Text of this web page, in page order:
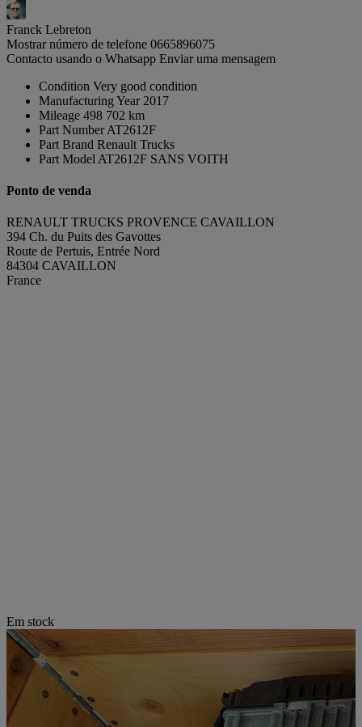
Franck Lebreton
Mostrar número de telefone 0665896075
Contacto usando o Whatsapp Enviar uma mensagem
Condition Very good condition
Manufacturing Year 2017
Mileage 498 702 km
Part Number AT2612F
Part Brand Renault Trucks
Part Model AT2612F SANS VOITH
Ponto de venda
RENAULT TRUCKS PROVENCE CAVAILLON
394 Ch. du Puits des Gavottes
Route de Pertuis, Entrée Nord
84304 CAVAILLON
France
Em stock